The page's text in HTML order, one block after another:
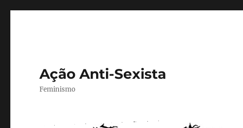
Ação Anti-Sexista
Feminismo